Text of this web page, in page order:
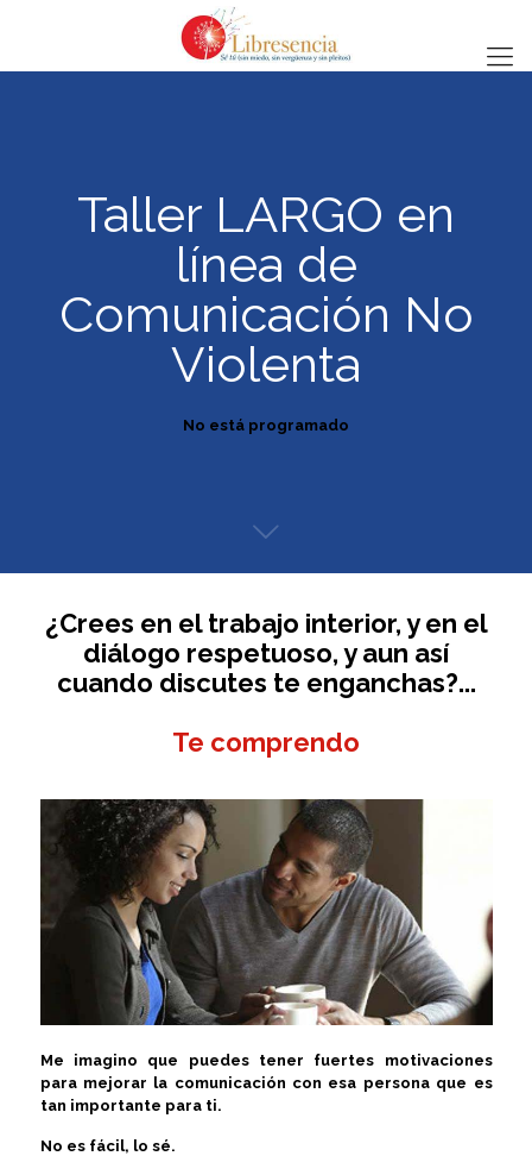
Taller LARGO en
línea de
Comunicación No
Violenta
No está programado
¿Crees en el trabajo interior, y en el
diálogo respetuoso, y aun así
cuando discutes te enganchas?...
Te comprendo
Me imagino que puedes tener fuertes motivaciones
para mejorar la comunicación con esa persona que es
tan importante para ti.
No es fácil, lo sé.